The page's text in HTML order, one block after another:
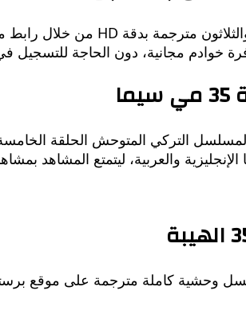
خوادم مجانية، دون الحاجة للتسجيل
والعربية، ليتمتع المشاهد
وحشية كاملة مترجمة على موقع